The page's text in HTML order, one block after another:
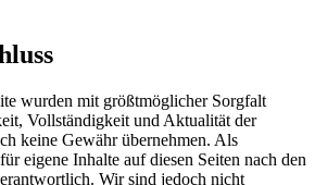
wurden mit größtmöglicher Sorgfalt
Vollständigkeit und Aktualität der
keine Gewähr übernehmen. Als
eigene Inhalte auf diesen Seiten nach den
Wir sind jedoch nicht